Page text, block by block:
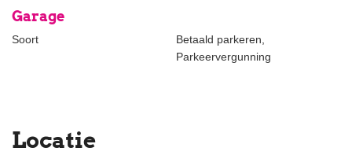
Interesse in dit huis? Schakel direct uw eigen NVM-
vindt u op Funda.
Garage
Soort
Betaald parkeren,
Parkeervergunning
Locatie